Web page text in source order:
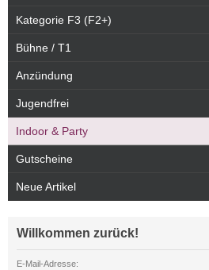
Kategorie F3 (F2+)
Bühne / T1
Anzündung
Jugendfrei
Indoor & Party
Gutscheine
Neue Artikel
Willkommen zurück!
E-Mail-Adresse: